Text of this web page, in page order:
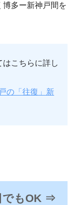
多ー新神戸間を
こちらに詳し
の「往復」新
でもOK ⇒